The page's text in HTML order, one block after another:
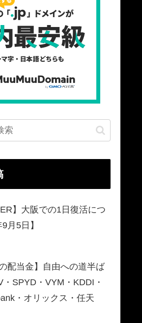
】大阪での1日復活につ
月5日】
配当金】自由への道半ば
・SPYD・VYM・KDDI・
・オリックス・任天